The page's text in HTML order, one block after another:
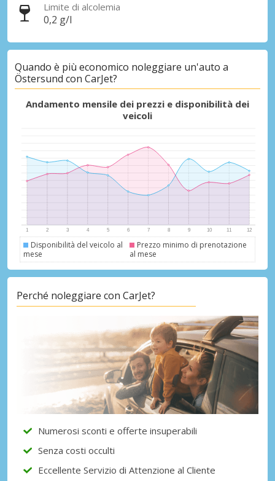
Sconti speciali
Accedi alle offerte esclusive dei nostri
fornitori
Accedi con eLink
Limite di alcolemia
0,2 g/l
Quando è più economico noleggiare un'auto a
Östersund con CarJet?
Andamento mensile dei prezzi e disponibilità dei
veicoli
Disponibilità del veicolo al
mese
Prezzo minimo di prenotazione
al mese
Perché noleggiare con CarJet?
Numerosi sconti e offerte insuperabili
Senza costi occulti
Eccellente Servizio di Attenzione al Cliente